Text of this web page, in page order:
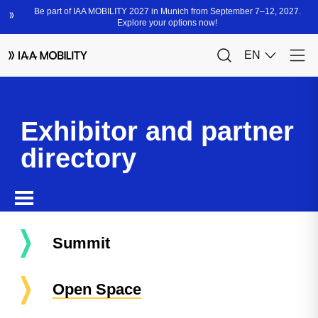
Exhibitor and partner
directory
Summit
Open Space